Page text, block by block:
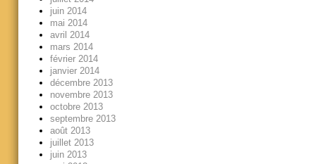
juin 2014
mai 2014
avril 2014
mars 2014
février 2014
janvier 2014
décembre 2013
novembre 2013
octobre 2013
septembre 2013
août 2013
juillet 2013
juin 2013